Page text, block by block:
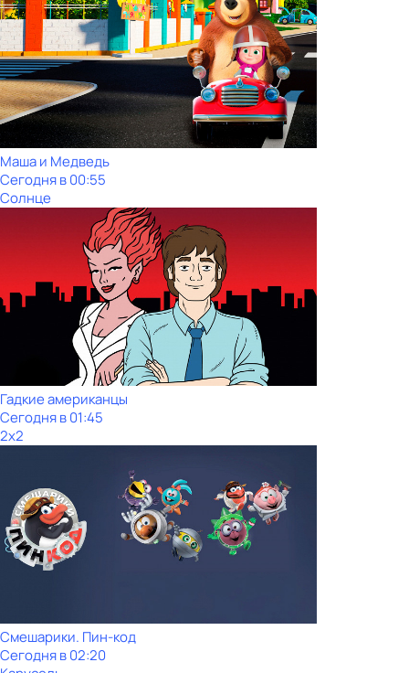
Маша и Медведь
Сегодня в 00:55
Солнце
Гадкие американцы
Сегодня в 01:45
2x2
Смешарики. Пин-код
Сегодня в 02:20